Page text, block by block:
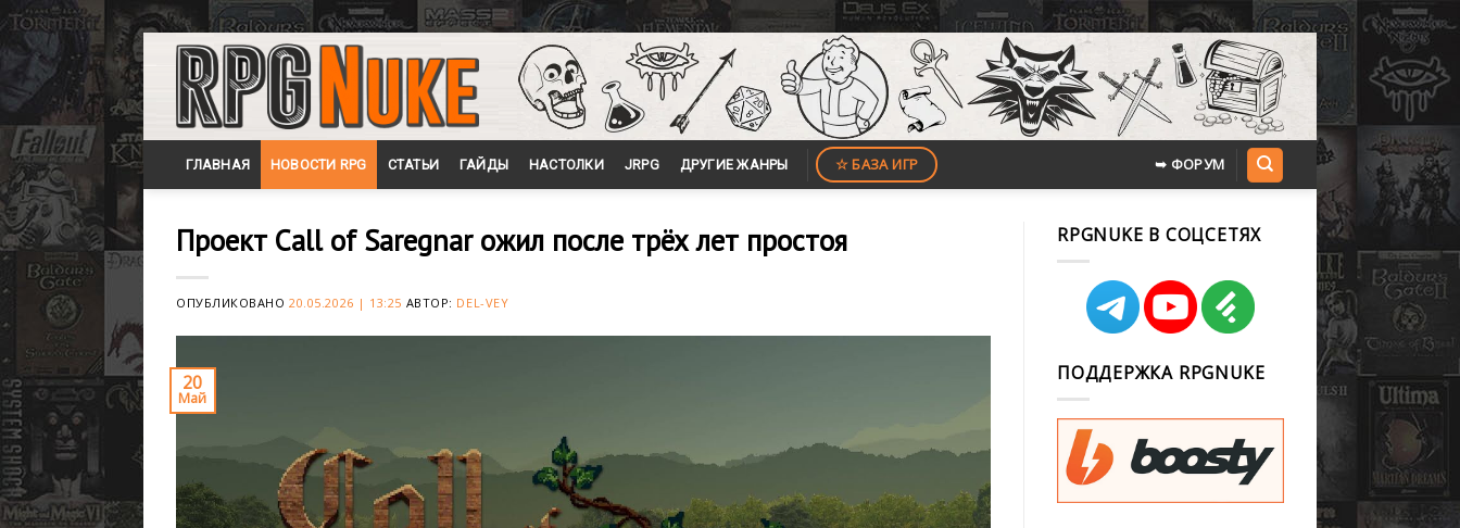
Skip
content
ГЛАВНАЯ НОВОСТИ RPG СТАТЬИ ГАЙДЫ НАСТОЛКИ JRPG ДРУГИЕ ЖАНРЫ ☆ БАЗА ИГР ➥ ФОРУМ
Проект Call of Saregnar ожил после трёх лет простоя
ОПУБЛИКОВАНО20.05.2026 | 13:25 АВТОР: DEL-VEY
20
Май
RPGNUKE В СОЦСЕТЯХ
ПОДДЕРЖКА RPGNUKE